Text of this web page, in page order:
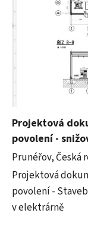
Projektová
povolení -
Prunéřov, Česká
Projektová
povolení -
v elektrárně